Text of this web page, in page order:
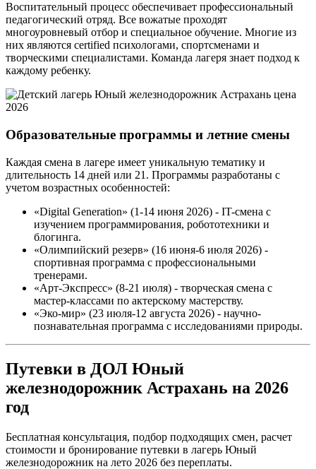
Воспитательный процесс обеспечивает профессиональный
педагогический отряд. Все вожатые проходят
многоуровневый отбор и специальное обучение. Многие из
них являются certified психологами, спортсменами и
творческими специалистами. Команда лагеря знает подход к
каждому ребенку.
Образовательные программы и летние смены
Каждая смена в лагере имеет уникальную тематику и
длительность 14 дней или 21. Программы разработаны с
учетом возрастных особенностей:
«Digital Generation» (1-14 июня 2026) - IT-смена с
изучением программирования, робототехники и
блогинга.
«Олимпийский резерв» (16 июня-6 июля 2026) -
спортивная программа с профессиональными
тренерами.
«Арт-Экспресс» (8-21 июля) - творческая смена с
мастер-классами по актерскому мастерству.
«Эко-мир» (23 июля-12 августа 2026) - научно-
познавательная программа с исследованиями природы.
Путевки в ДОЛ Юный
железнодорожник Астрахань на 2026
год
Бесплатная консультация, подбор подходящих смен, расчет
стоимости и бронирование путевки в лагерь Юный
железнодорожник на лето 2026 без переплаты.